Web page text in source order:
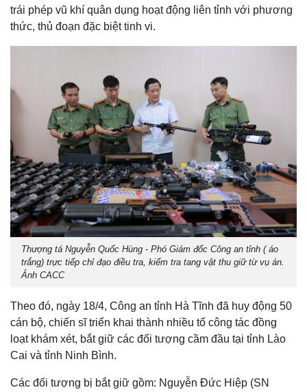
trái phép vũ khí quân dụng hoạt động liên tỉnh với phương
thức, thủ đoạn đặc biệt tinh vi.
Thượng tá Nguyễn Quốc Hùng - Phó Giám đốc Công an tỉnh ( áo
trắng) trực tiếp chỉ đạo điều tra, kiểm tra tang vật thu giữ từ vụ án.
Ảnh CACC
Theo đó, ngày 18/4, Công an tỉnh Hà Tĩnh đã huy động 50
cán bộ, chiến sĩ triển khai thành nhiều tổ công tác đồng
loạt khám xét, bắt giữ các đối tượng cầm đầu tại tỉnh Lào
Cai và tỉnh Ninh Bình.
Các đối tượng bị bắt giữ gồm: Nguyễn Đức Hiệp (SN